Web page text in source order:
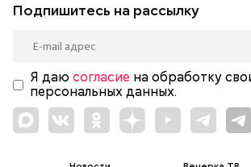
Подпишитесь на рассылку
Я даю согласие на обработку
персональных данных.